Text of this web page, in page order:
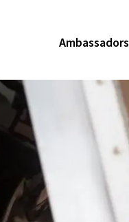
Ambassadors